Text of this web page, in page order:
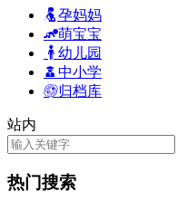
孕妈妈
萌宝宝
幼儿园
中小学
归档库
站内
热门搜索